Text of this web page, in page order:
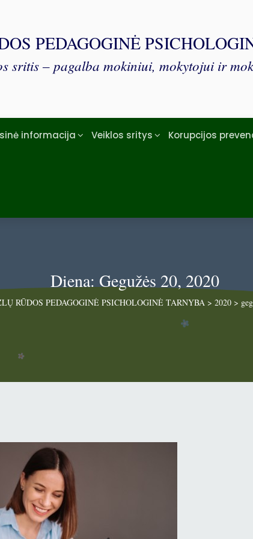
PEDAGOGINĖ
sritis – pagalba mokiniui, mokytojui ir
informacija Veiklos sritys Korupcijos
Diena: Gegužės 20, 2020
RŪDOS PEDAGOGINĖ PSICHOLOGINĖ TARNYBA> 2020>